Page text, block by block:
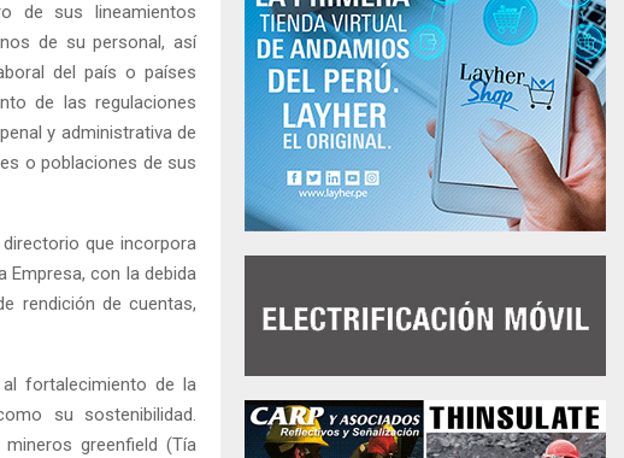
de sus lineamientos
de su personal, así
del país o países
de las regulaciones
y administrativa de
o poblaciones de sus
que incorpora
Empresa, con la debida
rendición de cuentas,
fortalecimiento de la
su sostenibilidad.
greenfield (Tía